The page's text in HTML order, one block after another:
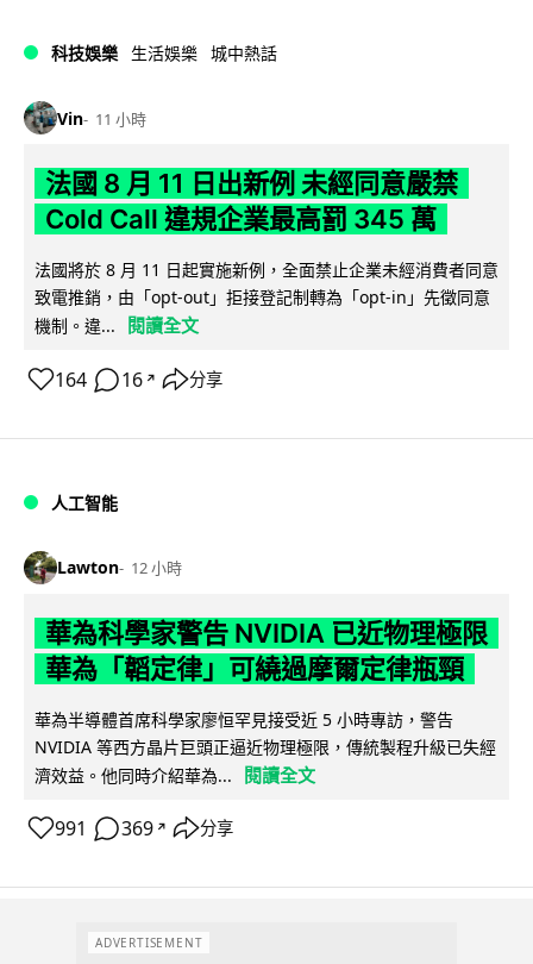
科技娛樂 生活娛樂 城中熱話
Vin 11 小時
法國 8 月 11 日出新例 未經同意嚴禁
Cold Call 違規企業最高罰 345 萬
法國將於 8 月 11 日起實施新例，全面禁止企業未經消費者同意
致電推銷，由「opt-out」拒接登記制轉為「opt-in」先徵同意
機制。違...
閱讀全文
164 16 ↗ 分享
人工智能
Lawton 12 小時
華為科學家警告 NVIDIA 已近物理極限
華為「韜定律」可繞過摩爾定律瓶頸
華為半導體首席科學家廖恒罕見接受近 5 小時專訪，警告
NVIDIA 等西方晶片巨頭正逼近物理極限，傳統製程升級已失經
濟效益。他同時介紹華為...
閱讀全文
991 369 ↗ 分享
ADVERTISEMENT